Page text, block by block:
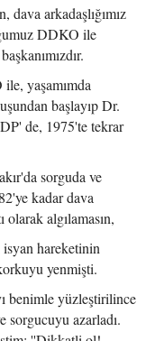
arkadaşlığımız
DDKO ile
yaşamımda
başlayıp Dr.
de, 1975'te tekrar
sorguda ve
kadar dava
olarak algılamasın,
hareketinin
yenmişti.
benimle yüzleştirilince
azarladı.